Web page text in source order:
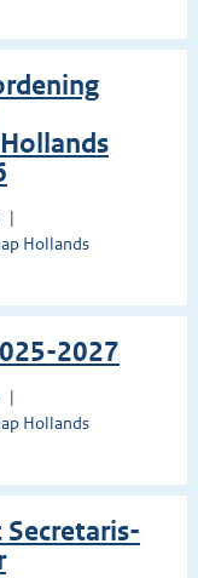
Hollands
2027
Hollands